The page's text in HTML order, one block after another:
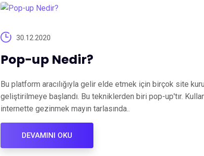
30.12.2020
Pop-up Nedir?
Bu platform aracılığıyla gelir elde etmek için birçok site
geliştirilmeye başlandı. Bu tekniklerden biri pop-up'tır.
internette gezinmek mayın tarlasında..
DEVAMINI OKU